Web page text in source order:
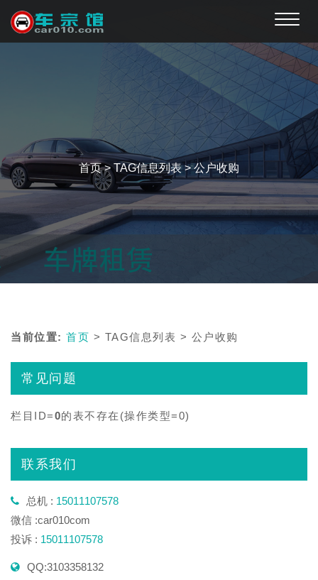
Toggle
首页> TAG信息列表 > 公户收购
当前位置: 首页 > TAG信息列表 > 公户收购
常见问题
栏目ID=0的表不存在(操作类型=0)
联系我们
总机 : 15011107578
微信 :car010com
投诉 : 15011107578
QQ:3103358132